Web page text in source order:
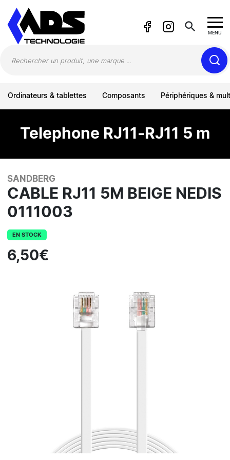
search MENU
Ordinateurs & tablettes Composants Périphériques &
Telephone RJ11-RJ11 5 m
SANDBERG
CABLE RJ11 5M BEIGE NEDIS
0111003
EN STOCK
6,50€